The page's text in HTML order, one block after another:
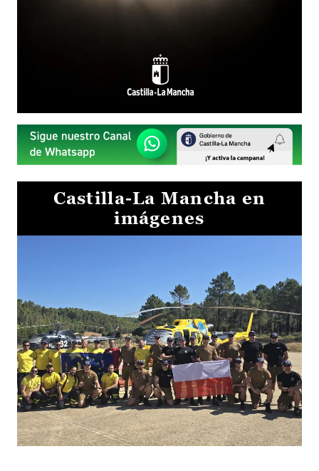
Castilla-La Mancha en
imágenes